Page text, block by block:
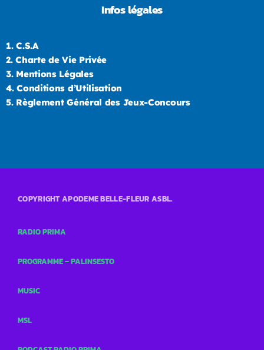
Infos légales
1. C.S.A
2. Charte de Vie Privée
3. Mentions Légales
4. Conditions d’Utilisation
5. Règlement Général des Jeux-Concours
COPYRIGHT APODEME BELLE-FLEUR ASBL.
RADIO PRIMA
PROGRAMME – PALINSESTO
MUSIC
MSL